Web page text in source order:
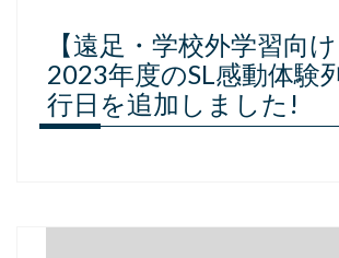
【遠足・学校外学習向け
2023年度のSL感動体験
行日を追加しました!